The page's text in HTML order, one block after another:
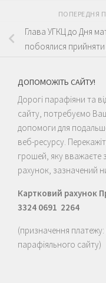
ПОПЕРЕДНЯ
Глава УГКЦ до Дня
побоялися
ДОПОМОЖІТЬ САЙТУ!
Дорогі парафіяни та
сайту, потребуємо
допомоги для
веб-ресурсу.
грошей, яку вважаєте
рахунок, зазначений
Картковий рахунок
3324 0691 2264
(призначення
парафіяльного сайту)